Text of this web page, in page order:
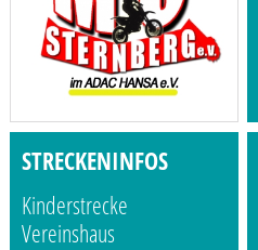
STRECKENINFOS
Kinderstrecke
Vereinshaus